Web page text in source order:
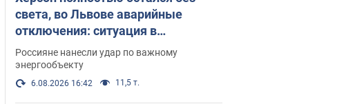
света, во Львове аварийные
отключения: ситуация в
энергосистеме 6 августа
Россияне нанесли удар по важному
энергообъекту
6.08.2026 16:42 11,5 т.